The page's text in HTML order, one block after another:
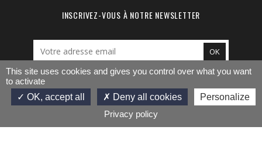
AJOUTER AU PANIER
INSCRIVEZ-VOUS À NOTRE NEWSLETTER
NOUS SUIVRE FacebookTwitterPinterestInstagramLinkedIn
This site uses cookies and gives you control over what you want
to activate
OK, accept all
Deny all cookies
Personalize
Privacy policy